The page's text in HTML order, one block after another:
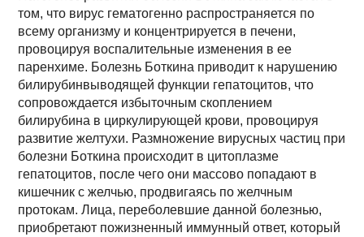
том, что вирус гематогенно распространяется по
всему организму и концентрируется в печени,
провоцируя воспалительные изменения в ее
паренхиме. Болезнь Боткина приводит к нарушению
билирубинвыводящей функции гепатоцитов, что
сопровождается избыточным скоплением
билирубина в циркулирующей крови, провоцируя
развитие желтухи. Размножение вирусных частиц при
болезни Боткина происходит в цитоплазме
гепатоцитов, после чего они массово попадают в
кишечник с желчью, продвигаясь по желчным
протокам. Лица, переболевшие данной болезнью,
приобретают пожизненный иммунный ответ, который